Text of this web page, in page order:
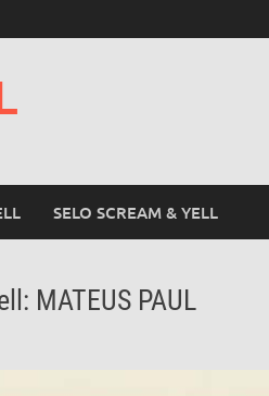
SELO SCREAM & YELL
MATEUS PAUL